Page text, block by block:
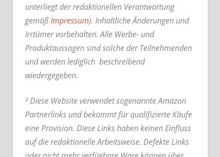
unterliegt der redaktionellen Verantwortung
gemäßImpressum). Inhaltliche Änderungen und
Irrtümer vorbehalten. Alle Werbe- und
Produktaussagen sind solche der Teilnehmenden
und werden lediglich beschreibend
wiedergegeben.
² Diese Website verwendet sogenannte Amazon
Partnerlinks und bekommt für qualifizierte Käufe
eine Provision. Diese Links haben keinen Einfluss
auf die redaktionelle Arbeitsweise. Defekte Links